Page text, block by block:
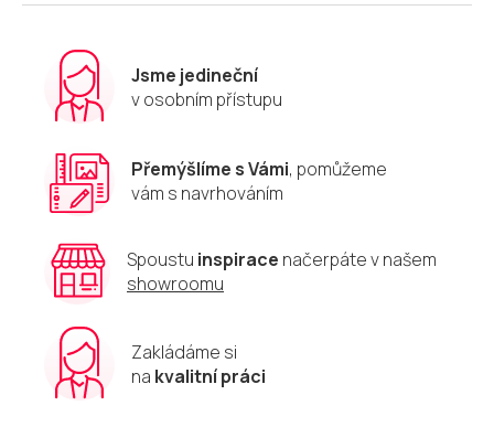
Jsme jedineční
v osobním přístupu
Přemýšlíme s Vámi, pomůžeme
vám s navrhováním
Spoustu inspirace načerpáte v našem
showroomu
Zakládáme si
na kvalitní práci